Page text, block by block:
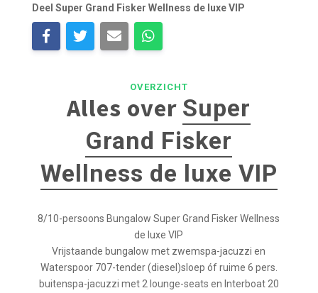
Deel Super Grand Fisker Wellness de luxe VIP
OVERZICHT
Alles over Super
Grand Fisker
Wellness de luxe VIP
8/10-persoons Bungalow Super Grand Fisker Wellness
de luxe VIP
Vrijstaande bungalow met zwemspa-jacuzzi en
Waterspoor 707-tender (diesel)sloep óf ruime 6 pers.
buitenspa-jacuzzi met 2 lounge-seats en Interboat 20